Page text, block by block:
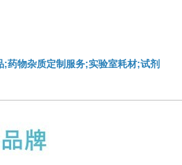
药物杂质定制服务;实验室耗材;试剂